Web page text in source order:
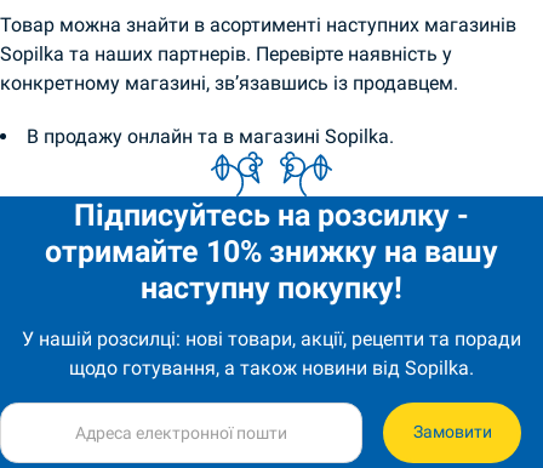
Товар можна знайти в асортименті наступних магазинів
Sopilka та наших партнерів. Перевірте наявність у
конкретному магазині, зв’язавшись із продавцем.
В продажу онлайн та в магазині Sopilka.
Підписуйтесь на розсилку -
отримайте 10% знижку на вашу
наступну покупку!
У нашій розсилці: нові товари, акції, рецепти та поради
щодо готування, а також новини від Sopilka.
Замовити